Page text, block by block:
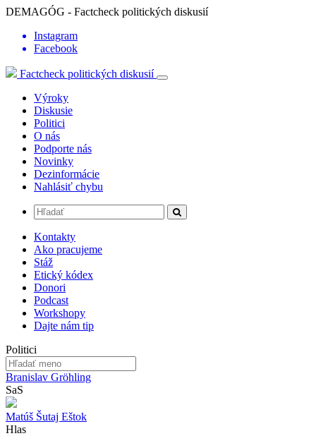
DEMAGÓG - Factcheck politických diskusií
Instagram
Facebook
Factcheck politických diskusií
Výroky
Diskusie
Politici
O nás
Podporte nás
Novinky
Dezinformácie
Nahlásiť chybu
Kontakty
Ako pracujeme
Stáž
Etický kódex
Donori
Podcast
Workshopy
Dajte nám tip
Politici
Branislav Gröhling
SaS
Matúš Šutaj Eštok
Hlas